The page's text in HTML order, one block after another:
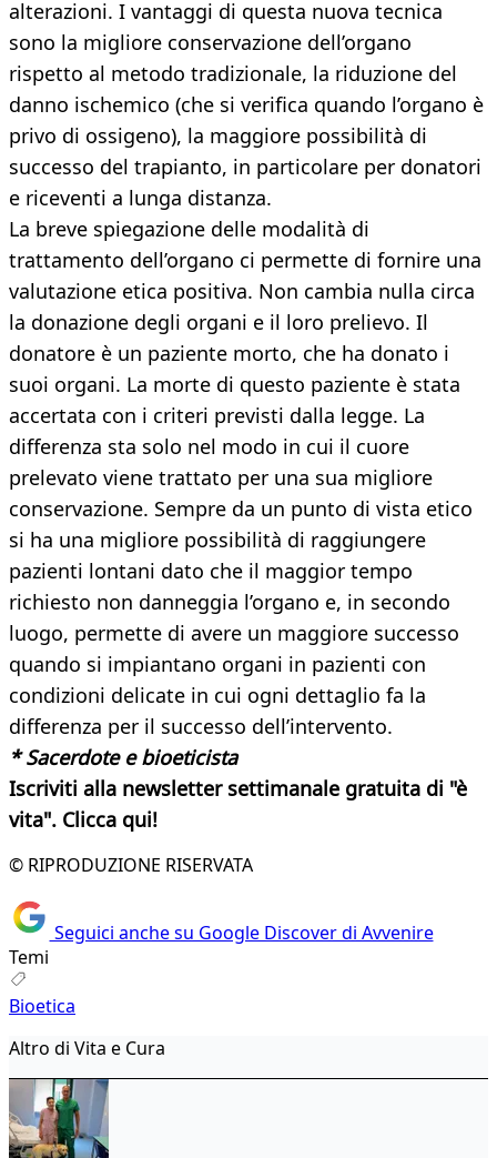
alterazioni. I vantaggi di questa nuova tecnica
sono la migliore conservazione dell’organo
rispetto al metodo tradizionale, la riduzione del
danno ischemico (che si verifica quando l’organo è
privo di ossigeno), la maggiore possibilità di
successo del trapianto, in particolare per donatori
e riceventi a lunga distanza.
La breve spiegazione delle modalità di
trattamento dell’organo ci permette di fornire una
valutazione etica positiva. Non cambia nulla circa
la donazione degli organi e il loro prelievo. Il
donatore è un paziente morto, che ha donato i
suoi organi. La morte di questo paziente è stata
accertata con i criteri previsti dalla legge. La
differenza sta solo nel modo in cui il cuore
prelevato viene trattato per una sua migliore
conservazione. Sempre da un punto di vista etico
si ha una migliore possibilità di raggiungere
pazienti lontani dato che il maggior tempo
richiesto non danneggia l’organo e, in secondo
luogo, permette di avere un maggiore successo
quando si impiantano organi in pazienti con
condizioni delicate in cui ogni dettaglio fa la
differenza per il successo dell’intervento.
* Sacerdote e bioeticista
Iscriviti alla newsletter settimanale gratuita di "è
vita". Clicca qui!
© RIPRODUZIONE RISERVATA
Seguici anche su Google Discover di Avvenire
Temi
Bioetica
Altro di Vita e Cura